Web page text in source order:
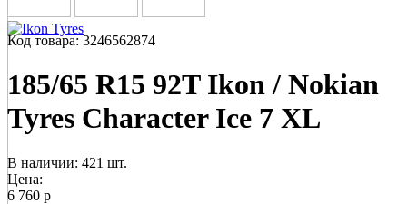
Код товара: 3246562874
185/65 R15 92T Ikon / Nokian
Tyres Character Ice 7 XL
В наличии: 421 шт.
Цена:
6 760 р